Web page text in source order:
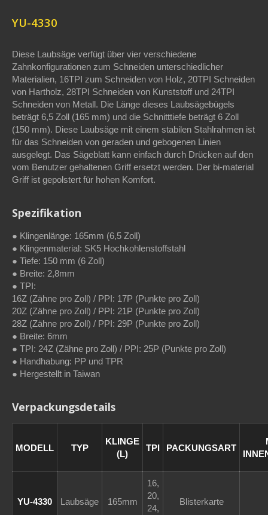
YU-4330
Diese Laubsäge verfügt über vier verschiedene
Zahnkonfigurationen zum Schneiden unterschiedlicher
Materialien, 16TPI zum Schneiden von Holz, 20TPI Schneiden
von Hartholz, 28TPI Schneiden von Kunststoff und 24TPI
Schneiden von Metall. Die Länge dieses Laubsägebügels
beträgt 6,5 Zoll (165 mm) und die Schnitttiefe beträgt 6 Zoll
(150 mm). Diese Laubsäge mit einem stabilen Stahlrahmen ist
für das Schneiden von geraden und gebogenen Linien
ausgelegt. Das Sägeblatt kann einfach durch Drücken auf den
vom Benutzer gehaltenen Griff ersetzt werden. Der bi-material
Griff ist gepolstert für hohen Komfort.
Spezifikation
● Klingenlänge: 165mm (6,5 Zoll)
● Klingenmaterial: SK5 Hochkohlenstoffstahl
● Tiefe: 150 mm (6 Zoll)
● Breite: 2,8mm
● TPI:
16Z (Zähne pro Zoll) / PPI: 17P (Punkte pro Zoll)
20Z (Zähne pro Zoll) / PPI: 21P (Punkte pro Zoll)
28Z (Zähne pro Zoll) / PPI: 29P (Punkte pro Zoll)
● Breite: 6mm
● TPI: 24Z (Zähne pro Zoll) / PPI: 25P (Punkte pro Zoll)
● Handhabung: PP und TPR
● Hergestellt in Taiwan
Verpackungsdetails
MODELL TYP
KLINGE
(L)
TPI PACKUNGSART
YU-4330 Laubsäge 165mm
16,
20,
24,
Blisterkarte